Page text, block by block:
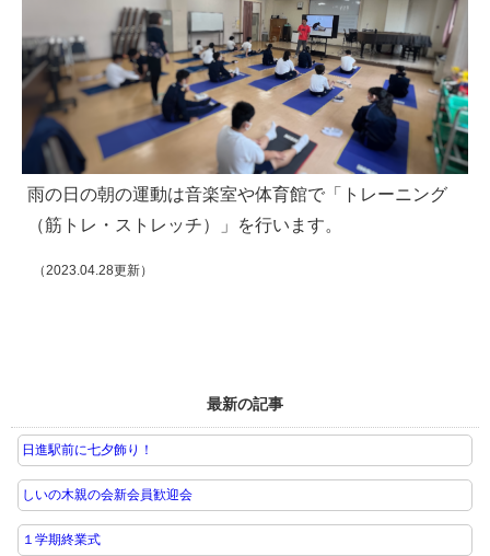
雨の日の朝の運動は音楽室や体育館で「トレーニング
（筋トレ・ストレッチ）」を行います。
（2023.04.28更新）
最新の記事
日進駅前に七夕飾り！
しいの木親の会新会員歓迎会
１学期終業式